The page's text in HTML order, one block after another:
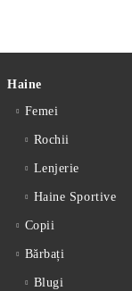
Haine
Femei
Rochii
Lenjerie
Haine Sportive
Copii
Bărbați
Blugi